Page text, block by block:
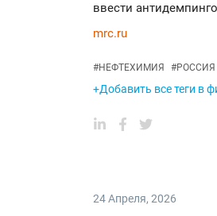
ввести
mrc.ru
#НЕФТЕХИМИЯ #РОССИЯ
+Добавить все теги в
24 Апреля, 2026